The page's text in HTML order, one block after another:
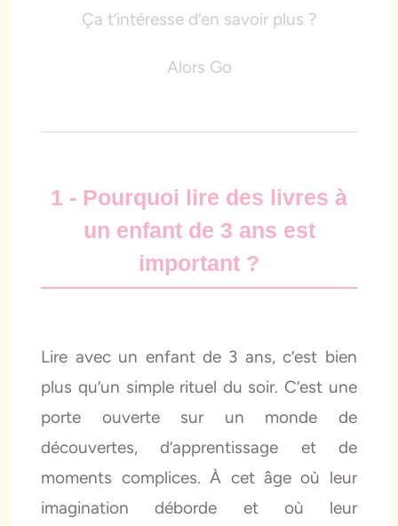
Ça t’intéresse d’en savoir plus ?
Alors Go
1 - Pourquoi lire des livres à
un enfant de 3 ans est
important ?
Lire avec un enfant de 3 ans, c’est bien
plus qu’un simple rituel du soir. C’est une
porte ouverte sur un monde de
découvertes, d’apprentissage et de
moments complices. À cet âge où leur
imagination déborde et où leur